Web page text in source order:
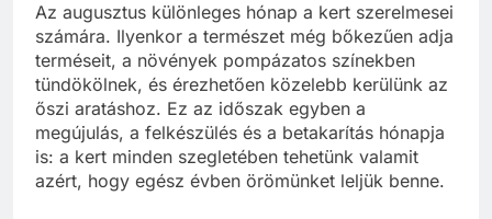
Az augusztus különleges hónap a kert szerelmesei
számára. Ilyenkor a természet még bőkezűen adja
terméseit, a növények pompázatos színekben
tündökölnek, és érezhetően közelebb kerülünk az
őszi aratáshoz. Ez az időszak egyben a
megújulás, a felkészülés és a betakarítás hónapja
is: a kert minden szegletében tehetünk valamit
azért, hogy egész évben örömünket leljük benne.